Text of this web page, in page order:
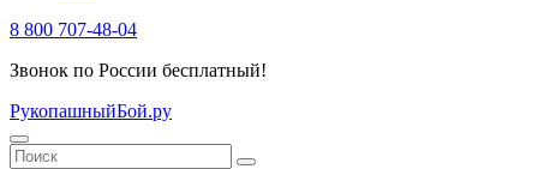
8 800 707-48-04
Звонок по России бесплатный!
РукопашныйБой.ру